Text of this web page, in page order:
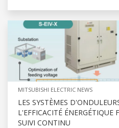
MITSUBISHI ELECTRIC NEWS
LES SYSTÈMES
L'EFFICACITÉ ÉNERGÉTIQUE
SUIVI CONTINU